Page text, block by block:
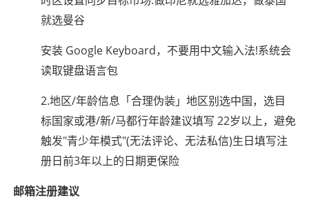
就选曼谷
安装 Google Keyboard，不要用中文输入法!系统会
读取键盘语言包
2.地区/年龄信息「合理伪装」地区别选中国，选目
标国家或港/新/马都行年龄建议填写 22岁以上，避免
触发"青少年模式"(无法评论、无法私信)生日填写注
册日前3年以上的日期更保险
邮箱注册建议